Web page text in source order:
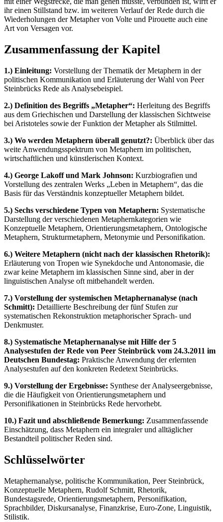
ihr einen Stillstand bzw. im weiteren Verlauf der Rede durch die
Wiederholungen der Metapher von Volte und Pirouette auch eine
Art von Versagen vor.
Zusammenfassung der Kapitel
1.) Einleitung: Vorstellung der Thematik der Metaphern in der
politischen Kommunikation und Erläuterung der Wahl von Peer
Steinbrücks Rede als Analysebeispiel.
2.) Definition des Begriffs „Metapher“: Herleitung des Begriffs
aus dem Griechischen und Darstellung der klassischen Sichtweise
bei Aristoteles sowie der Funktion der Metapher als Stilmittel.
3.) Wo werden Metaphern überall genutzt?: Überblick über das
weite Anwendungsspektrum von Metaphern im politischen,
wirtschaftlichen und künstlerischen Kontext.
4.) George Lakoff und Mark Johnson: Kurzbiografien und
Vorstellung des zentralen Werks „Leben in Metaphern“, das die
Basis für das Verständnis konzeptueller Metaphern bildet.
5.) Sechs verschiedene Typen von Metaphern: Systematische
Darstellung der verschiedenen Metaphernkategorien wie
Konzeptuelle Metaphern, Orientierungsmetaphern, Ontologische
Metaphern, Strukturmetaphern, Metonymie und Personifikation.
6.) Weitere Metaphern (nicht nach der klassischen Rhetorik):
Erläuterung von Tropen wie Synekdoche und Antonomasie, die
zwar keine Metaphern im klassischen Sinne sind, aber in der
linguistischen Analyse oft mitbehandelt werden.
7.) Vorstellung der systemischen Metaphernanalyse (nach
Schmitt): Detaillierte Beschreibung der fünf Stufen zur
systematischen Rekonstruktion metaphorischer Sprach- und
Denkmuster.
8.) Systematische Metaphernanalyse mit Hilfe der 5
Analysestufen der Rede von Peer Steinbrück vom 24.3.2011 im
Deutschen Bundestag: Praktische Anwendung der erlernten
Analysestufen auf den konkreten Redetext Steinbrücks.
9.) Vorstellung der Ergebnisse: Synthese der Analyseergebnisse,
die die Häufigkeit von Orientierungsmetaphern und
Personifikationen in Steinbrücks Rede hervorhebt.
10.) Fazit und abschließende Bemerkung: Zusammenfassende
Einschätzung, dass Metaphern ein integraler und alltäglicher
Bestandteil politischer Reden sind.
Schlüsselwörter
Metaphernanalyse, politische Kommunikation, Peer Steinbrück,
Konzeptuelle Metaphern, Rudolf Schmitt, Rhetorik,
Bundestagsrede, Orientierungsmetaphern, Personifikation,
Sprachbilder, Diskursanalyse, Finanzkrise, Euro-Zone, Linguistik,
Stilistik.